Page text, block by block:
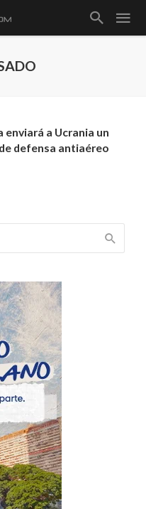
enviará a Ucrania un
defensa antiaéreo